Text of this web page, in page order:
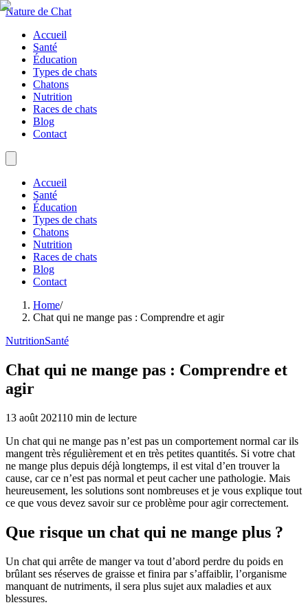
Nature de Chat
Accueil
Santé
Éducation
Types de chats
Chatons
Nutrition
Races de chats
Blog
Contact
Accueil
Santé
Éducation
Types de chats
Chatons
Nutrition
Races de chats
Blog
Contact
Home/
Chat qui ne mange pas : Comprendre et agir
NutritionSanté
Chat qui ne mange pas : Comprendre et
agir
13 août 202110 min de lecture
Un chat qui ne mange pas n’est pas un comportement normal car ils
mangent très régulièrement et en très petites quantités. Si votre chat
ne mange plus depuis déjà longtemps, il est vital d’en trouver la
cause, car ce n’est pas normal et peut cacher une pathologie. Mais
heureusement, les solutions sont nombreuses et je vous explique tout
ce que vous devez savoir sur ce problème pour agir correctement.
Que risque un chat qui ne mange plus ?
Un chat qui arrête de manger va tout d’abord perdre du poids en
brûlant ses réserves de graisse et finira par s’affaiblir, l’organisme
manquant de nutriments, il sera plus sujet aux maladies et aux
blessures.